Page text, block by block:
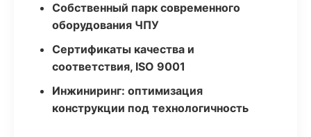
Собственный парк современного
оборудования ЧПУ
Сертификаты качества и
соответствия, ISO 9001
Инжиниринг: оптимизация
конструкции под технологичность